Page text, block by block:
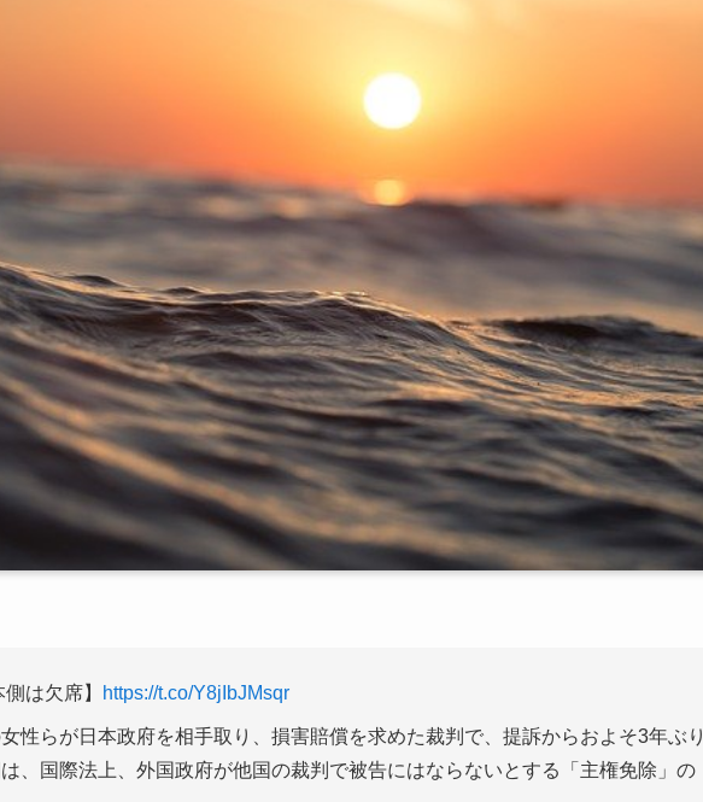
は欠席】 https://t.co/Y8jIbJMsqr
性らが日本政府を相手取り、損害賠償を求めた裁判で、提訴からおよそ3年ぶり
、国際法上、外国政府が他国の裁判で被告にはならないとする「主権免除」の